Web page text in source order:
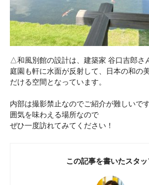
△和風別館の設計は、建築家 谷口吉郎さ
庭園も軒に水面が反射して、日本の和の
だける空間となっています。
内部は撮影禁止なのでご紹介が難しいで
囲気を味わえる場所なので
ぜひ一度訪れてみてください！
この記事を書いたスタッ